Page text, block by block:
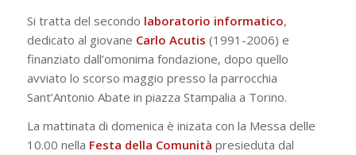
Si tratta del secondo laboratorio informatico,
dedicato al giovane Carlo Acutis (1991-2006) e
finanziato dall’omonima fondazione, dopo quello
avviato lo scorso maggio presso la parrocchia
Sant’Antonio Abate in piazza Stampalia a Torino.
La mattinata di domenica è inizata con la Messa delle
10.00 nella Festa della Comunità presieduta dal